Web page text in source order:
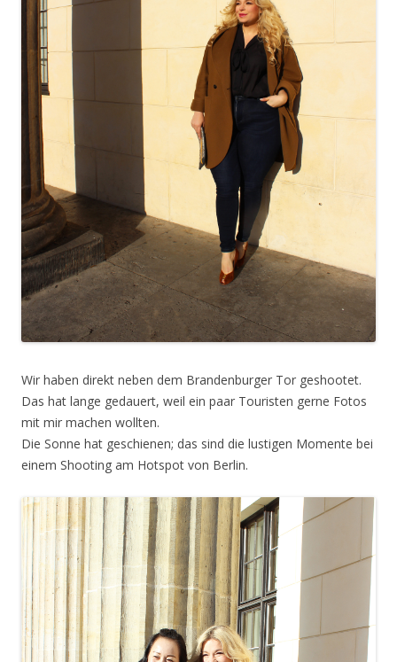
Wir haben direkt neben dem Brandenburger Tor geshootet.
Das hat lange gedauert, weil ein paar Touristen gerne Fotos
mit mir machen wollten.
Die Sonne hat geschienen; das sind die lustigen Momente bei
einem Shooting am Hotspot von Berlin.